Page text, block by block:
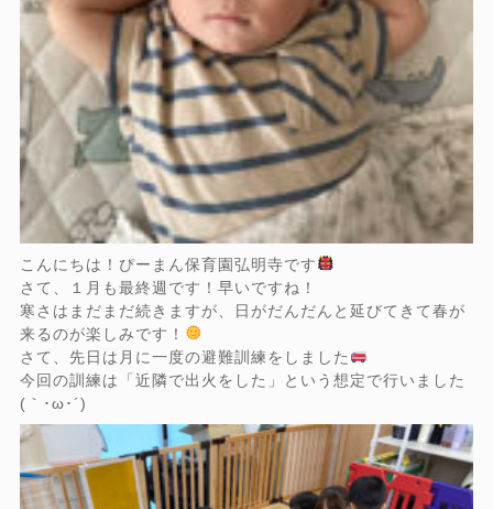
こんにちは！ぴーまん保育園弘明寺です
さて、１月も最終週です！早いですね！
寒さはまだまだ続きますが、日がだんだんと延びてきて春が
来るのが楽しみです！
さて、先日は月に一度の避難訓練をしました
今回の訓練は「近隣で出火をした」という想定で行いました
(｀･ω･´)ゞ